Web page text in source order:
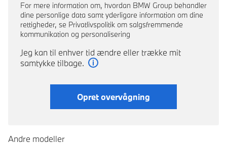
For mere information om, hvordan BMW Group behandler
dine personlige data samt yderligare information om dine
rettigheder, se Privatlivspolitik om salgsfremmende
kommunikation og personalisering
Jeg kan til enhver tid ændre eller trække mit
samtykke tilbage.
Opret overvågning
Andre modeller